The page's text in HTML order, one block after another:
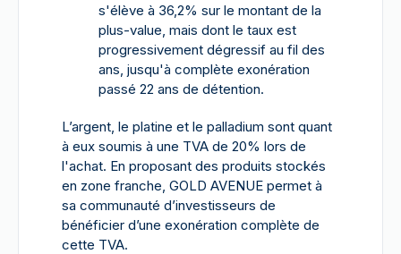
s'élève à 36,2% sur le montant de la
plus-value, mais dont le taux est
progressivement dégressif au fil des
ans, jusqu'à complète exonération
passé 22 ans de détention.
L’argent, le platine et le palladium sont quant
à eux soumis à une TVA de 20% lors de
l'achat. En proposant des produits stockés
en zone franche, GOLD AVENUE permet à
sa communauté d’investisseurs de
bénéficier d’une exonération complète de
cette TVA.